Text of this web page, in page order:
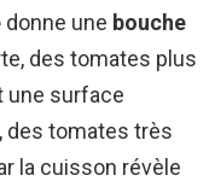
donne une bouche
des tomates plus
une surface
des tomates très
la cuisson révèle